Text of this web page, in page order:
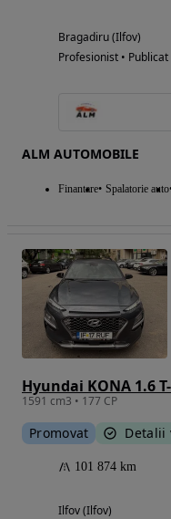
Bragadiru (Ilfov)
Profesionist • Publicat
ALM AUTOMOBILE
Finantare Spalatorie auto
Hyundai KONA 1.6
1591 cm3 • 177 CP
Promovat Detalii
101 874 km
Ilfov (Ilfov)